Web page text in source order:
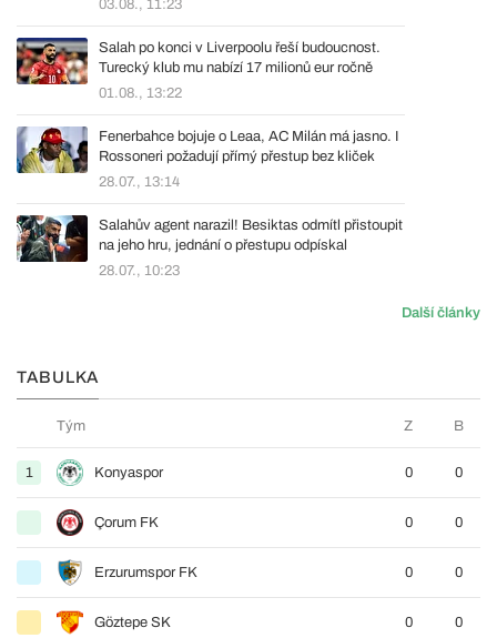
03.08., 11:23
Salah po konci v Liverpoolu řeší budoucnost.
Turecký klub mu nabízí 17 milionů eur ročně
01.08., 13:22
Fenerbahce bojuje o Leaa, AC Milán má jasno. I
Rossoneri požadují přímý přestup bez kliček
28.07., 13:14
Salahův agent narazil! Besiktas odmítl přistoupit
na jeho hru, jednání o přestupu odpískal
28.07., 10:23
Další články
TABULKA
Tým Z B
1 Konyaspor 0 0
Çorum FK 0 0
Erzurumspor FK 0 0
Göztepe SK 0 0